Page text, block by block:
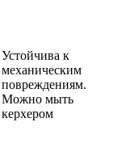
Устойчива к
механическим
повреждениям.
Можно мыть
керхером